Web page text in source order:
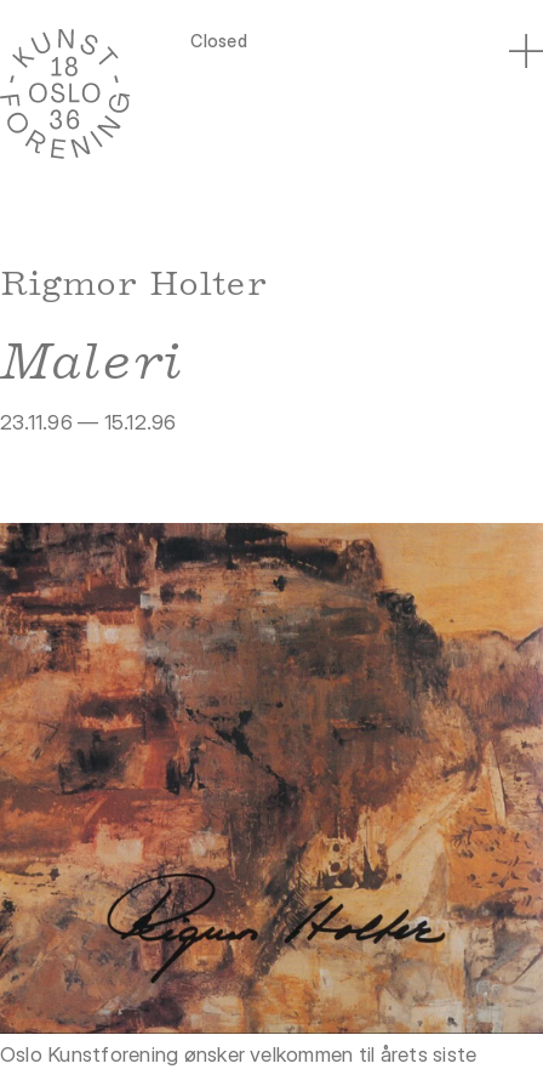
Closed
Rigmor Holter
Maleri
23.11.96 — 15.12.96
Oslo Kunstforening ønsker velkommen til årets siste